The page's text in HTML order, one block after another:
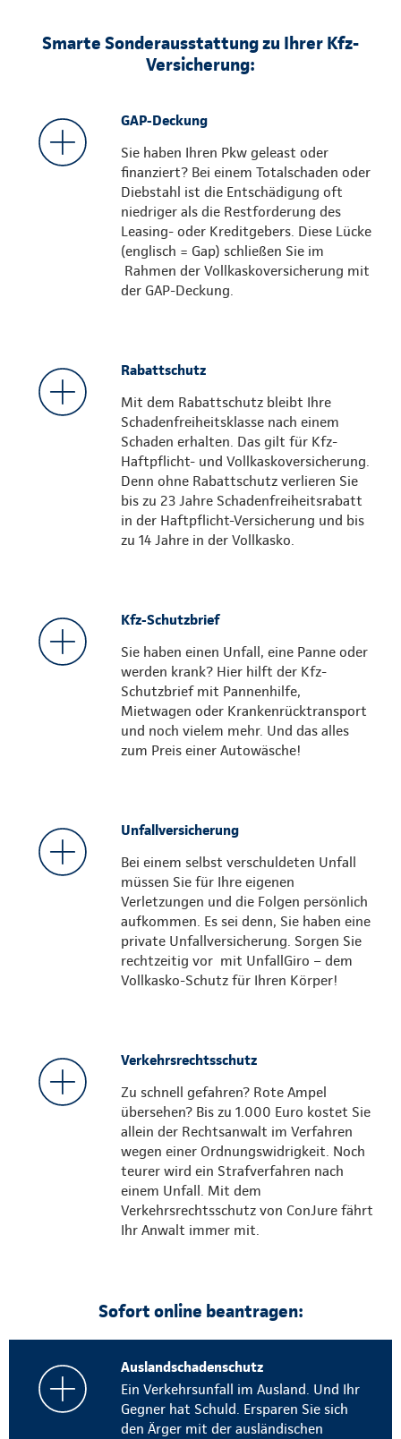
Smarte Sonderausstattung zu Ihrer Kfz-
Versicherung:
GAP-Deckung
Sie haben Ihren Pkw geleast oder
finanziert? Bei einem Totalschaden oder
Diebstahl ist die Entschädigung oft
niedriger als die Restforderung des
Leasing- oder Kreditgebers. Diese Lücke
(englisch = Gap) schließen Sie im
Rahmen der Vollkaskoversicherung mit
der GAP-Deckung.
Rabattschutz
Mit dem Rabattschutz bleibt Ihre
Schadenfreiheitsklasse nach einem
Schaden erhalten. Das gilt für Kfz-
Haftpflicht- und Vollkaskoversicherung.
Denn ohne Rabattschutz verlieren Sie
bis zu 23 Jahre Schadenfreiheitsrabatt
in der Haftpflicht-Versicherung und bis
zu 14 Jahre in der Vollkasko.
Kfz-Schutzbrief
Sie haben einen Unfall, eine Panne oder
werden krank? Hier hilft der Kfz-
Schutzbrief mit Pannenhilfe,
Mietwagen oder Krankenrücktransport
und noch vielem mehr. Und das alles
zum Preis einer Autowäsche!
Unfallversicherung
Bei einem selbst verschuldeten Unfall
müssen Sie für Ihre eigenen
Verletzungen und die Folgen persönlich
aufkommen. Es sei denn, Sie haben eine
private Unfallversicherung. Sorgen Sie
rechtzeitig vor mit UnfallGiro – dem
Vollkasko-Schutz für Ihren Körper!
Verkehrsrechtsschutz
Zu schnell gefahren? Rote Ampel
übersehen? Bis zu 1.000 Euro kostet Sie
allein der Rechtsanwalt im Verfahren
wegen einer Ordnungswidrigkeit. Noch
teurer wird ein Strafverfahren nach
einem Unfall. Mit dem
Verkehrsrechtsschutz von ConJure fährt
Ihr Anwalt immer mit.
Sofort online beantragen:
Auslandschadenschutz
Ein Verkehrsunfall im Ausland. Und Ihr
Gegner hat Schuld. Ersparen Sie sich
den Ärger mit der ausländischen